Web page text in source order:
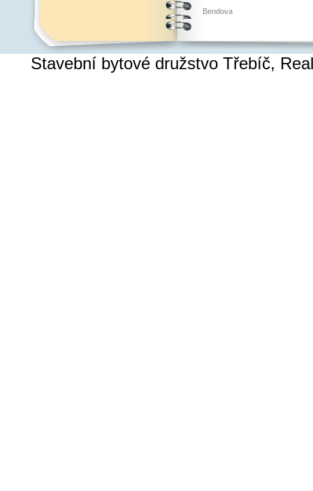
Bendova
Stavební bytové družstvo Třebíč,